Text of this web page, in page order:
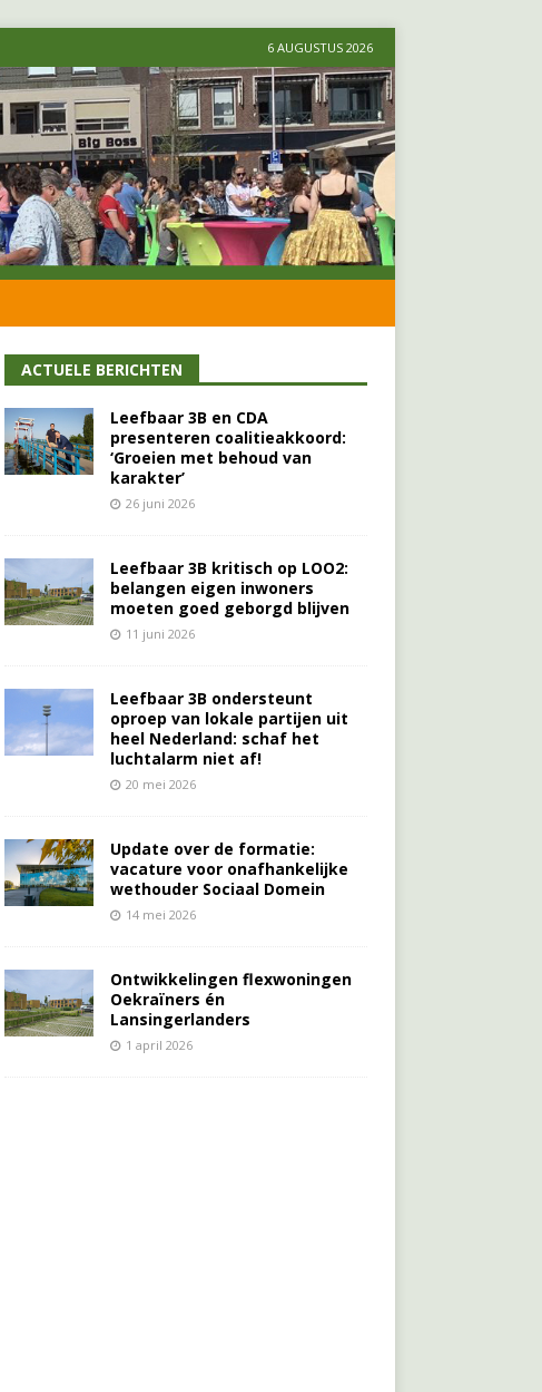
6 AUGUSTUS 2026
ACTUELE BERICHTEN
Leefbaar 3B en CDA
presenteren coalitieakkoord:
‘Groeien met behoud van
karakter’
26 juni 2026
Leefbaar 3B kritisch op LOO2:
belangen eigen inwoners
moeten goed geborgd blijven
11 juni 2026
Leefbaar 3B ondersteunt
oproep van lokale partijen uit
heel Nederland: schaf het
luchtalarm niet af!
20 mei 2026
Update over de formatie:
vacature voor onafhankelijke
wethouder Sociaal Domein
14 mei 2026
Ontwikkelingen flexwoningen
Oekraïners én
Lansingerlanders
1 april 2026